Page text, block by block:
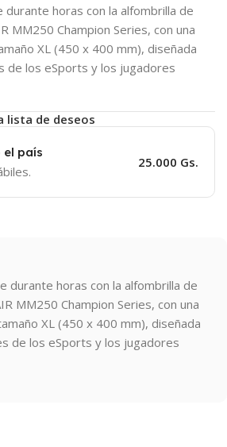
durante horas con la alfombrilla de
MM250 Champion Series, con una
XL (450 x 400 mm), diseñada
de los eSports y los jugadores
lista de deseos
el país
25.000 Gs.
durante horas con la alfombrilla de
MM250 Champion Series, con una
XL (450 x 400 mm), diseñada
de los eSports y los jugadores